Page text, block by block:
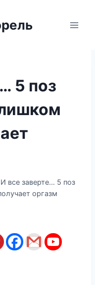
5 поз
И все заверте… 5 поз
оргазм